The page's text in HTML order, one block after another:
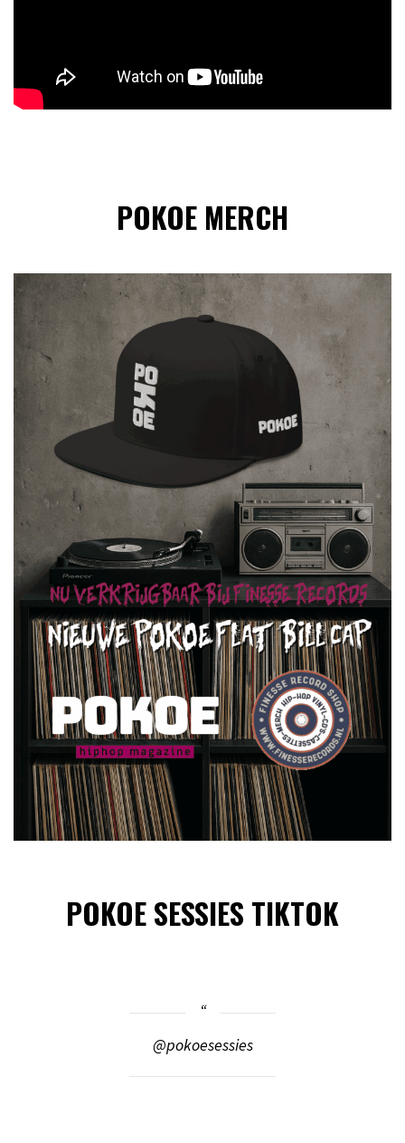
POKOE MERCH
POKOE SESSIES TIKTOK
@pokoesessies